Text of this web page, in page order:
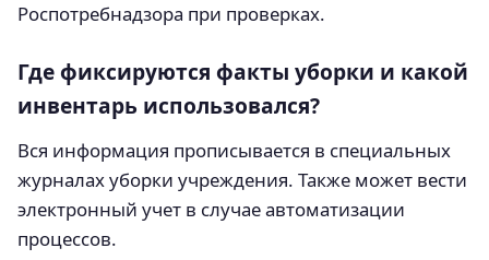
Роспотребнадзора при проверках.
Где фиксируются факты уборки и какой
инвентарь использовался?
Вся информация прописывается в специальных
журналах уборки учреждения. Также может вести
электронный учет в случае автоматизации
процессов.